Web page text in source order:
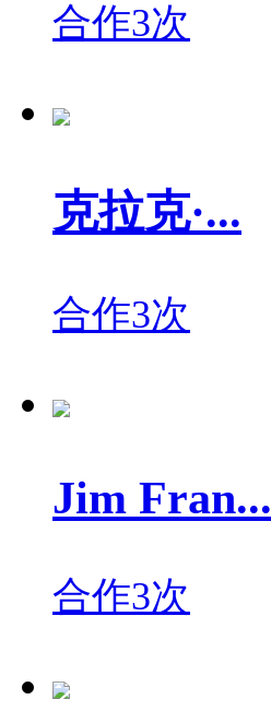
合作3次
克拉克·...
合作3次
Jim Fran...
合作3次